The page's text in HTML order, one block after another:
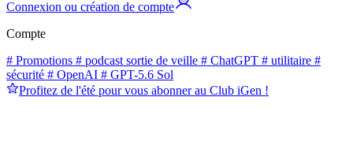
Connexion ou création de compte
Compte
# Promotions # podcast sortie de veille # ChatGPT # utilitaire #
sécurité # OpenAI # GPT-5.6 Sol
Profitez de l'été pour vous abonner au Club iGen !